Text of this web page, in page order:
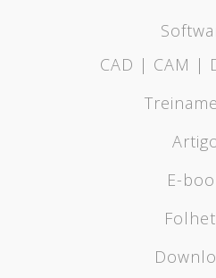
CAD | CAM |
E-